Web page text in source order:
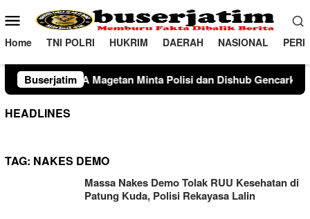
ke
konten
Menu
Mobile
Home TNI POLRI HUKRIM DAERAH NASIONAL
Buserjatim
Minta Polisi dan Dishub Gencarkan Sosialisasi
HEADLINES
TAG: NAKES DEMO
Massa Nakes Demo Tolak RUU Kesehatan di
Patung Kuda, Polisi Rekayasa Lalin